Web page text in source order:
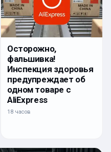
Осторожно,
фальшивка!
Инспекция здоровья
предупреждает об
одном товаре с
AliExpress
18 часов